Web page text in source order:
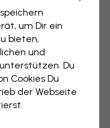
Seiten
um Dir ein
bieten,
und
Du
Cookies Du
der Webseite